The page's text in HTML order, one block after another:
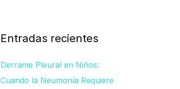
a
p
o
Entradas recientes
Derrame Pleural en Niños:
Cuando la Neumonía Requiere